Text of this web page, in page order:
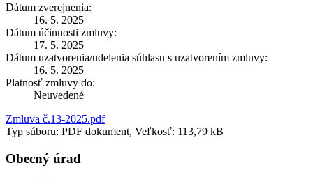
Dátum zverejnenia:
16. 5. 2025
Dátum účinnosti zmluvy:
17. 5. 2025
Dátum uzatvorenia/udelenia súhlasu s uzatvorením zmluvy:
16. 5. 2025
Platnosť zmluvy do:
Neuvedené
Zmluva č.13-2025.pdf
Typ súboru: PDF dokument, Veľkosť: 113,79 kB
Obecný úrad